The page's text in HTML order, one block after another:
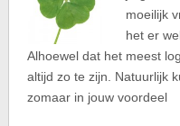
moeilijk
het er
Alhoewel dat het meest
altijd zo te zijn. Natuurlijk
zomaar in jouw voordeel